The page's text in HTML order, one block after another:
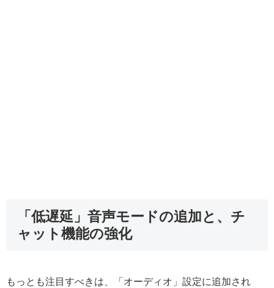
「低遅延」音声モードの追加と、チ
ャット機能の強化
もっとも注目すべきは、「オーディオ」設定に追加され